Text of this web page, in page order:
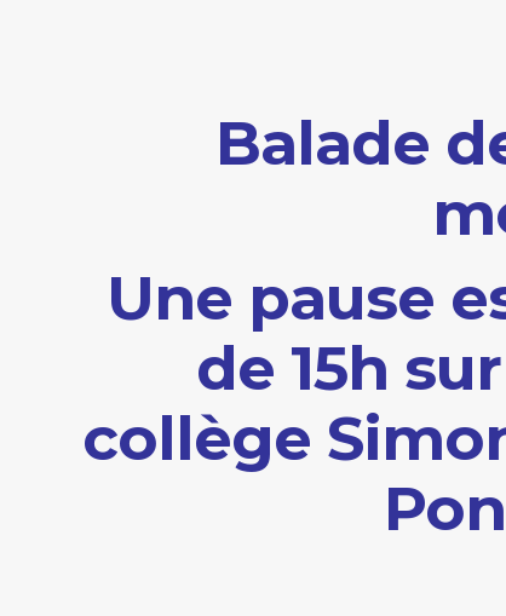
Balade
Une pause
de 15h
collège